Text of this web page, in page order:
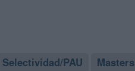
Selectividad/PAU Masters